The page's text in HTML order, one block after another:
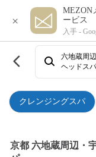
×
MEZON
ービス
入手 -
クレンジングスパ
六地蔵周
ヘッドスパ
京都 六地蔵周辺・